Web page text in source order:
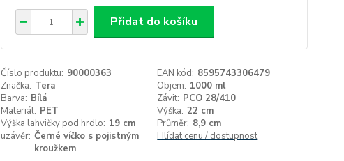
Přidat do košíku
Číslo produktu: 90000363 EAN kód: 8595743306479
Značka: Tera Objem: 1000 ml
Barva: Bílá Závit: PCO 28/410
Materiál: PET Výška: 22 cm
Výška lahvičky pod hrdlo: 19 cm Průměr: 8,9 cm
uzávěr: Černé víčko s pojistným
kroužkem
Hlídat cenu / dostupnost